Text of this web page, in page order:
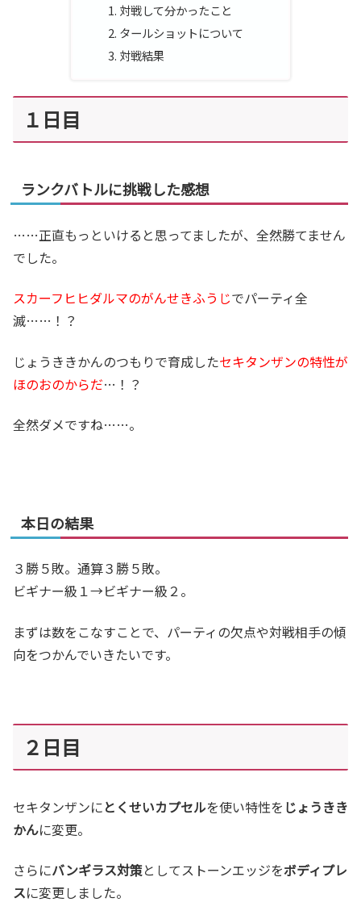
対戦して分かったこと
タールショットについて
対戦結果
１日目
ランクバトルに挑戦した感想
……正直もっといけると思ってましたが、全然勝てません
でした。
スカーフヒヒダルマのがんせきふうじでパーティ全
滅……！？
じょうききかんのつもりで育成したセキタンザンの特性が
ほのおのからだ…！？
全然ダメですね……。
本日の結果
３勝５敗。通算３勝５敗。
ビギナー級１→ビギナー級２。
まずは数をこなすことで、パーティの欠点や対戦相手の傾
向をつかんでいきたいです。
２日目
セキタンザンにとくせいカプセルを使い特性を じょうきき
かんに変更。
さらにバンギラス対策としてストーンエッジをボディプレ
スに変更しました。